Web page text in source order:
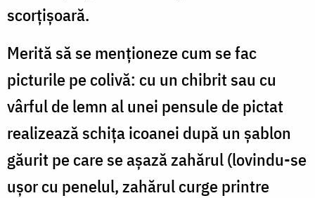
scorțișoară.
Merită să se menționeze cum se fac
picturile pe colivă: cu un chibrit sau cu
vârful de lemn al unei pensule de pictat
realizează schița icoanei după un șablon
găurit pe care se așază zahărul (lovindu-se
ușor cu penelul, zahărul curge printre